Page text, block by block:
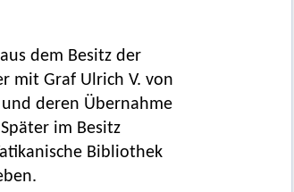
dem Besitz der
mit Graf Ulrich V. von
deren Übernahme
im Besitz
Bibliothek